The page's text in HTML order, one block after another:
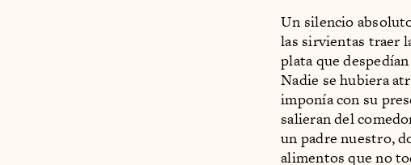
Un silencio
las sirvientas traer
plata que
Nadie se hubiera
imponía con su
salieran del
un padre nuestro,
alimentos que no